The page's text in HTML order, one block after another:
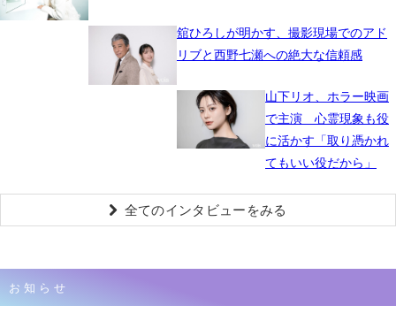
舘ひろしが明かす、撮影現場でのアド
リブと西野七瀬への絶大な信頼感
山下リオ、ホラー映画
で主演 心霊現象も役
に活かす「取り憑かれ
てもいい役だから」
全てのインタビューをみる
お知らせ